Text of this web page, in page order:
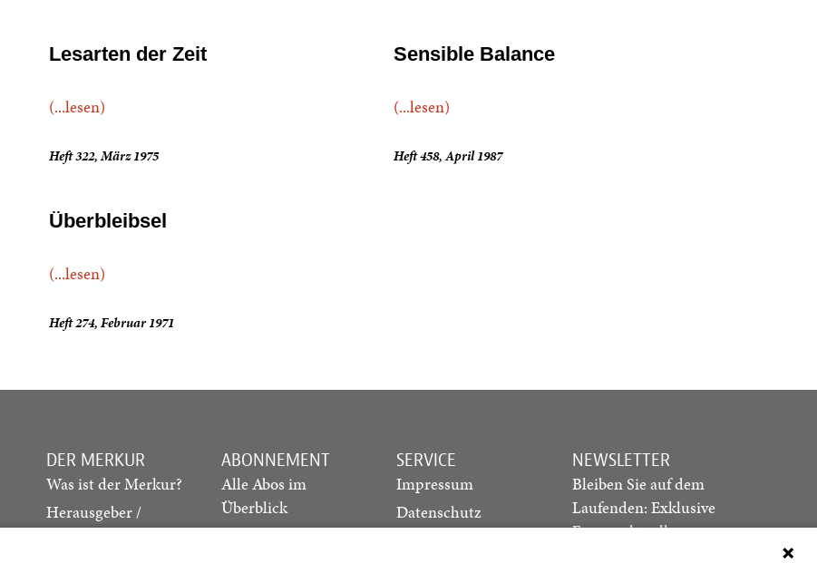
Lesarten der Zeit
(...lesen)
Heft 322, März 1975
Sensible Balance
(...lesen)
Heft 458, April 1987
Überbleibsel
(...lesen)
Heft 274, Februar 1971
DER MERKUR
Was ist der Merkur?
Herausgeber /
Redaktion
ABONNEMENT
Alle Abos im
Überblick
Print-Abo
SERVICE
Impressum
Datenschutz
NEWSLETTER
Bleiben Sie auf dem
Laufenden: Exklusive
Essays, aktuelle